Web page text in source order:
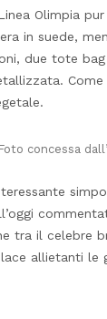
Olimpia
in suede,
due tote
concessa
tra il celebre
allietanti le